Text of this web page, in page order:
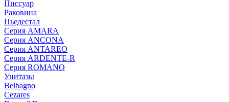
Писсуар
Раковина
Пьедестал
Серия AMARA
Серия ANCONA
Серия ANTAREO
Серия ARDENTE-R
Серия ROMANO
Унитазы
Belbagno
Cezares